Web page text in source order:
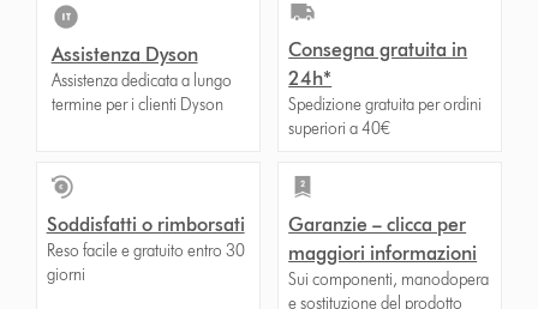
Assistenza Dyson
Assistenza dedicata a lungo
termine per i clienti Dyson
Consegna gratuita in
24h*
Spedizione gratuita per ordini
superiori a 40€
Soddisfatti o rimborsati
Reso facile e gratuito entro 30
giorni
Garanzie – clicca per
maggiori informazioni
Sui componenti, manodopera
e sostituzione del prodotto